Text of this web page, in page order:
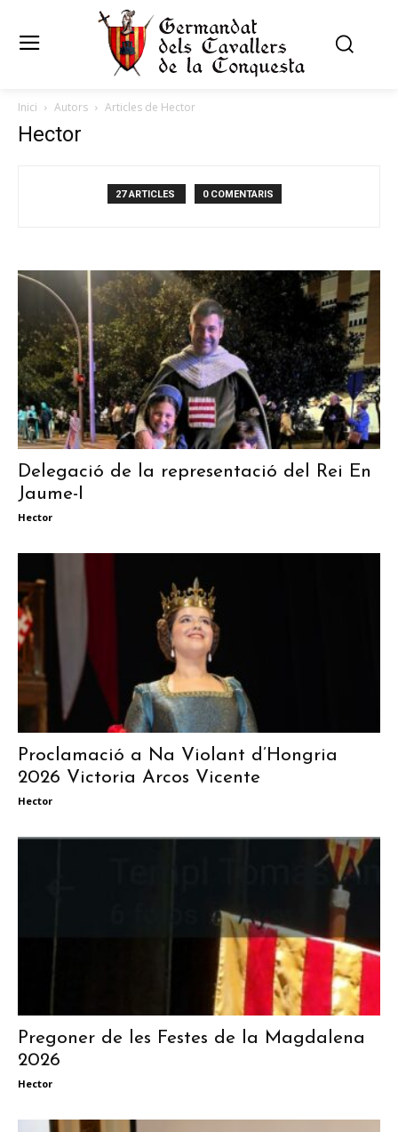
Inici Autors Articles de Hector
Hector
27 ARTICLES 0 COMENTARIS
Delegació de la representació del Rei En
Jaume-I
Hector
Proclamació a Na Violant d’Hongria
2026 Victoria Arcos Vicente
Hector
Pregoner de les Festes de la Magdalena
2026
Hector